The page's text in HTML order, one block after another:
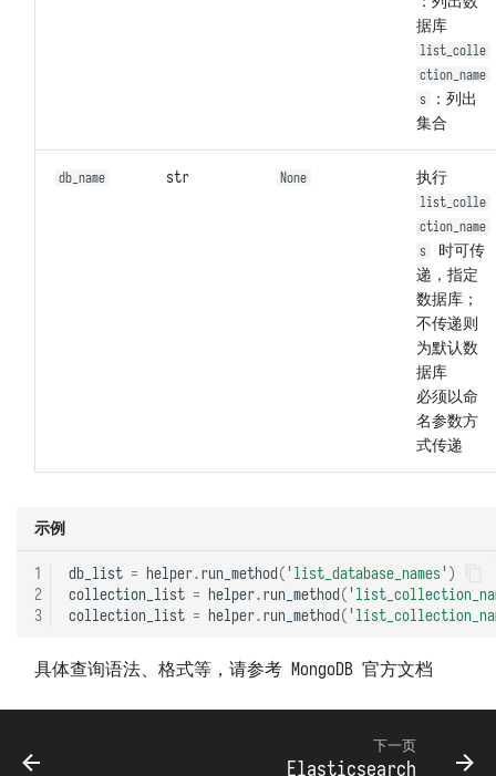
据库
list_colle
ction_name
s
：列出
集合
db_name str None 执行
list_colle
ction_name
s
时可传
递，指定
数据库；
不传递则
为默认数
据库
必须以命
名参数方
式传递
示例
1
2
3
db_list = helper.run_method ( 'list_database_names' )
collection_list = helper.run_method (
collection_list = helper.run_method (
具体查询语法、格式等，请参考 MongoDB 官方文档
下一页
Elasticsearch